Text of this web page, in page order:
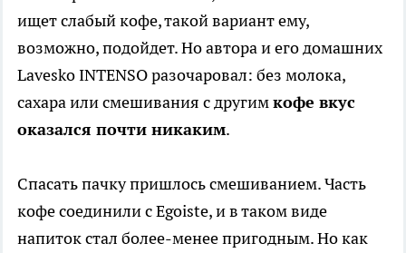
ищет слабый кофе, такой вариант ему,
возможно, подойдет. Но автора и его домашних
Lavesko INTENSO разочаровал: без молока,
сахара или смешивания с другимкофе вкус
оказался почти никаким.
Спасать пачку пришлось смешиванием. Часть
кофе соединили с Egoiste, и в таком виде
напиток стал более-менее пригодным. Но как